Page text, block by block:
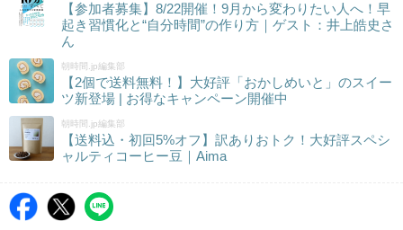
【参加者募集】8/22開催！9月から変わりたい人へ！早
起き習慣化と“自分時間”の作り方｜ゲスト：井上皓史さ
ん
朝時間.jp編集部
【2個で送料無料！】大好評「おかしめいと」のスイー
ツ新登場 | お得なキャンペーン開催中
朝時間.jp編集部
【送料込・初回5%オフ】訳ありおトク！大好評スペシ
ャルティコーヒー豆｜Aima